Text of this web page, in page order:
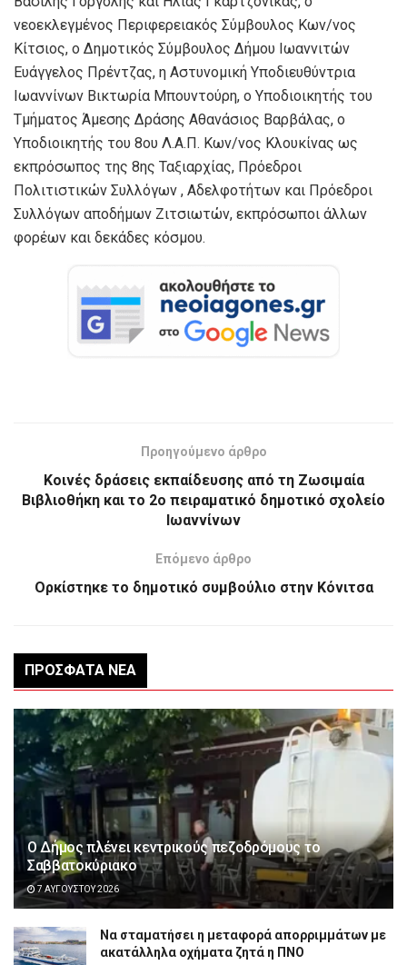
νεοεκλεγμένος Περιφερειακός Σύμβουλος Κων/νος
Κίτσιος, ο Δημοτικός Σύμβουλος Δήμου Ιωαννιτών
Ευάγγελος Πρέντζας, η Αστυνομική Υποδιευθύντρια
Ιωαννίνων Βικτωρία Μπουντούρη, ο Υποδιοικητής του
Τμήματος Άμεσης Δράσης Αθανάσιος Βαρβάλας, ο
Υποδιοικητής του 8ου Λ.Α.Π. Κων/νος Κλουκίνας ως
εκπρόσωπος της 8ης Ταξιαρχίας, Πρόεδροι
Πολιτιστικών Συλλόγων , Αδελφοτήτων και Πρόεδροι
Συλλόγων αποδήμων Ζιτσιωτών, εκπρόσωποι άλλων
φορέων και δεκάδες κόσμου.
Προηγούμενο άρθρο
Κοινές δράσεις εκπαίδευσης από τη Ζωσιμαία
Βιβλιοθήκη και το 2ο πειραματικό δημοτικό σχολείο
Ιωαννίνων
Επόμενο άρθρο
Ορκίστηκε το δημοτικό συμβούλιο στην Κόνιτσα
ΠΡΌΣΦΑΤΑ ΝΈΑ
Ο Δήμος πλένει κεντρικούς πεζοδρόμους το
Σαββατοκύριακο
7 ΑΥΓΟΎΣΤΟΥ 2026
Να σταματήσει η μεταφορά απορριμμάτων με
ακατάλληλα οχήματα ζητά η ΠΝΟ